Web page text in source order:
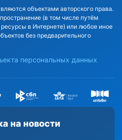
на новости
объектами авторского права.
(в том числе путём
в Интернете) или любое иное
без предварительного
персональных данных